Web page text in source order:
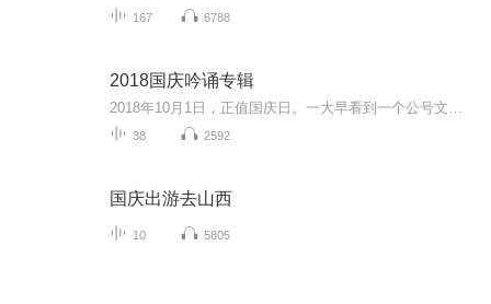
167 6788
2018国庆吟诵专辑
38 2592
国庆出游去山西
10 5805